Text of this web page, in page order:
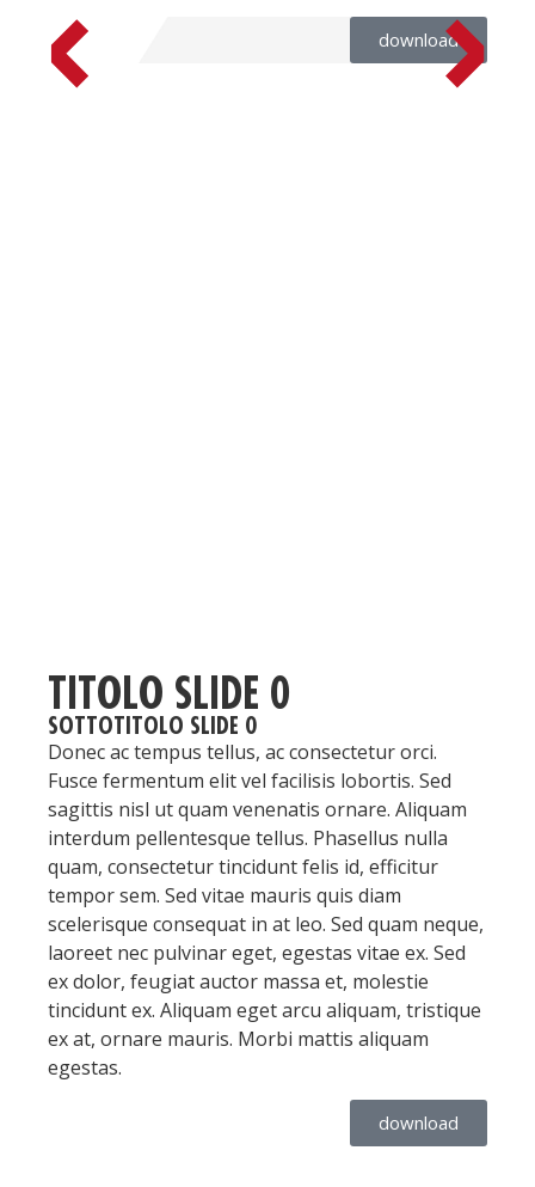
download
TITOLO SLIDE 0
SOTTOTITOLO SLIDE 0
Donec ac tempus tellus, ac consectetur orci.
Fusce fermentum elit vel facilisis lobortis. Sed
sagittis nisl ut quam venenatis ornare. Aliquam
interdum pellentesque tellus. Phasellus nulla
quam, consectetur tincidunt felis id, efficitur
tempor sem. Sed vitae mauris quis diam
scelerisque consequat in at leo. Sed quam neque,
laoreet nec pulvinar eget, egestas vitae ex. Sed
ex dolor, feugiat auctor massa et, molestie
tincidunt ex. Aliquam eget arcu aliquam, tristique
ex at, ornare mauris. Morbi mattis aliquam
egestas.
download